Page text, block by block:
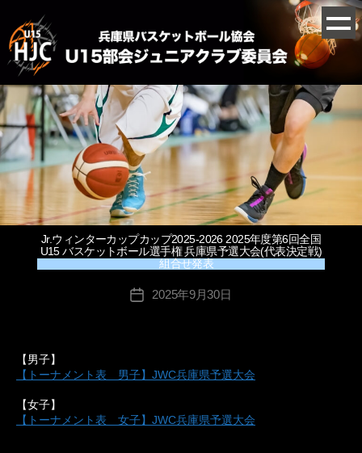
Jr.ウィンターカップカップ2025-2026 2025年度第6回全国
U15 バスケットボール選手権 兵庫県予選大会(代表決定戦)
組合せ発表
投
2025年9月30日
【男子】
【トーナメント表 男子】JWC兵庫県予選大会
【女子】
【トーナメント表 女子】JWC兵庫県予選大会